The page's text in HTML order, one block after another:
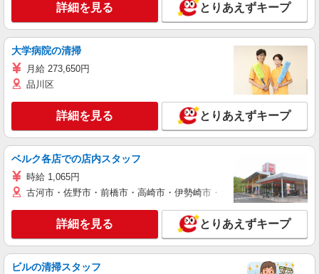
詳細を見る とりあえずキープ
大学病院の清掃
月給 273,650円
品川区
詳細を見る とりあえずキープ
ベルク各店での店内スタッフ
時給 1,065円
古河市・佐野市・前橋市・高崎市・伊勢崎市・太田市・館林市・藤
詳細を見る とりあえずキープ
ビルの清掃スタッフ